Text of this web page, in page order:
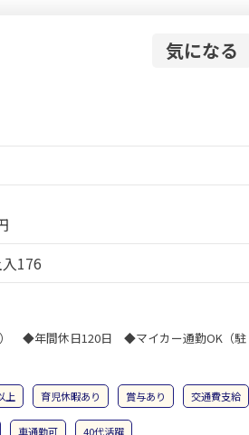
気になる
176
◆年間休日120日 ◆マイカー通勤OK（駐
上 育児休暇あり 賞与あり 交通費支給
車通勤可 40代活躍